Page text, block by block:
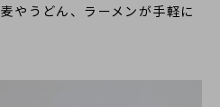
やうどん、ラーメンが手軽に